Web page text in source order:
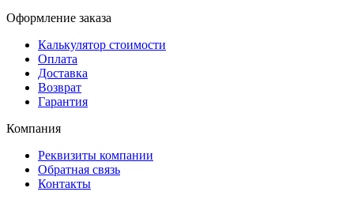
Оформление заказа
Калькулятор стоимости
Оплата
Доставка
Возврат
Гарантия
Компания
Реквизиты компании
Обратная связь
Контакты